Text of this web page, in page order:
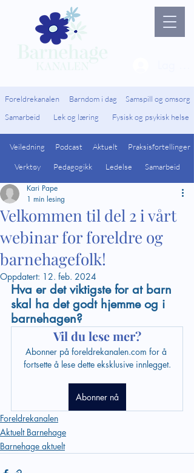
Foreldrekanalen Barndom i dag
Samspill og omsorg
Samarbeid
Lek og læring Fysisk og psykisk helse
Veiledning
Verktøy
Podcast
Pedagogikk
Aktuelt Praksisfortellinger
Ledelse Samarbeid
Velkommen til del 2 i vårt
webinar for foreldre og
barnehagefolk!
Kari Pape
1 min lesing
Oppdatert: 12. feb. 2024
Hva er det viktigste for at barn
skal ha det godt hjemme og i
barnehagen?
Vil du lese mer?
Abonner på foreldrekanalen.com for å
fortsette å lese dette eksklusive innlegget.
Abonner nå
Foreldrekanalen
Aktuelt Barnehage
Barnehage aktuelt